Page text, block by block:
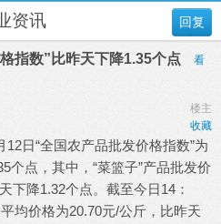
回复
资讯
指数”比昨天下降1.35个点
看
楼主
收藏
12日“全国农产品批发价格指数”为
个点，其中，“菜篮子”产品批发价
下降1.32个点。截至今日14：
均价格为20.70元/公斤，比昨天